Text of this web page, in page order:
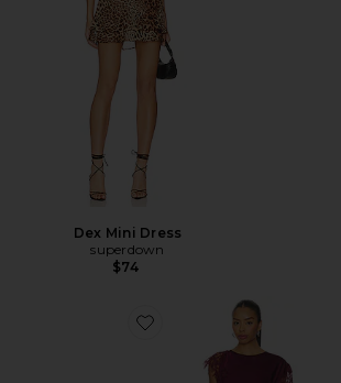
Dex Mini Dress
superdown
$74
Favorite Zina Ruched Mini Dress